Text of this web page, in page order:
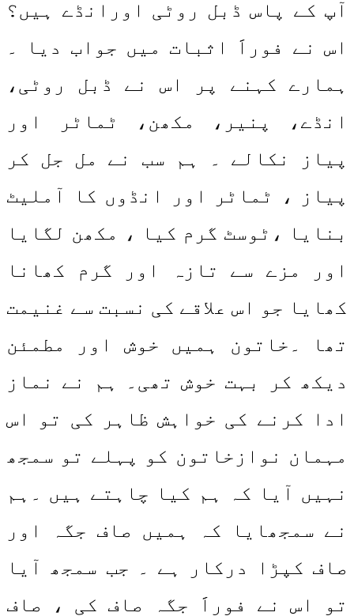
آپ کے پاس ڈبل روٹی اورانڈے ہیں؟
اس نے فوراََ اثبات میں جواب دیا ۔
ہمارے کہنے پر اس نے ڈبل روٹی،
انڈے، پنیر، مکھن، ٹماٹر اور
پیاز نکالے ۔ ہم سب نے مل جل کر
پیاز ، ٹماٹر اور انڈوں کا آملیٹ
بنایا ،ٹوسٹ گرم کیا ، مکھن لگایا
اور مزے سے تازہ اور گرم کھانا
کھایا جو اس علاقے کی نسبت سے غنیمت
تھا ۔خاتون ہمیں خوش اور مطمئن
دیکھ کر بہت خوش تھی۔ ہم نے نماز
ادا کرنے کی خواہش ظاہر کی تو اس
مہمان نوازخاتون کو پہلے تو سمجھ
نہیں آیا کہ ہم کیا چاہتے ہیں ۔ہم
نے سمجھایا کہ ہمیں صاف جگہ اور
صاف کپڑا درکار ہے ۔ جب سمجھ آیا
تو اس نے فوراََ جگہ صاف کی ، صاف